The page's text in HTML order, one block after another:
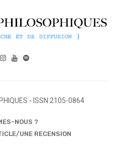
- ISSN 2105-0864
NOUS ?
UNE RECENSION